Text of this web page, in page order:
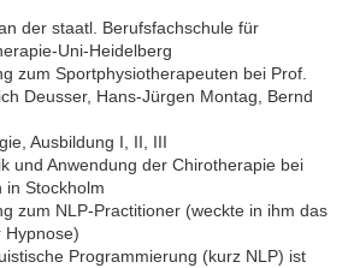
der staatl. Berufsfachschule für
Uni-Heidelberg
zum Sportphysiotherapeuten bei Prof.
Deusser, Hans-Jürgen Montag, Bernd
Ausbildung I, II, III
und Anwendung der Chirotherapie bei
in Stockholm
zum NLP-Practitioner (weckte in ihm das
Hypnose)
Programmierung (kurz NLP) ist